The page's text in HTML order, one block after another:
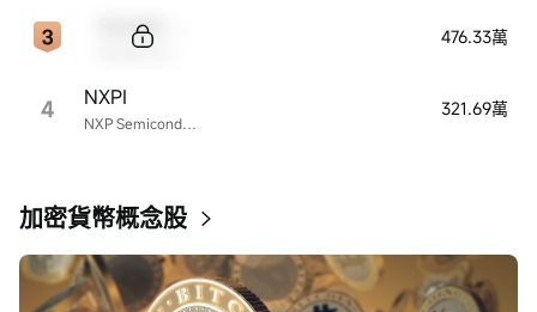
476.33萬
4 NXP Semiconductors
NXPI 321.69萬
加密貨幣概念股